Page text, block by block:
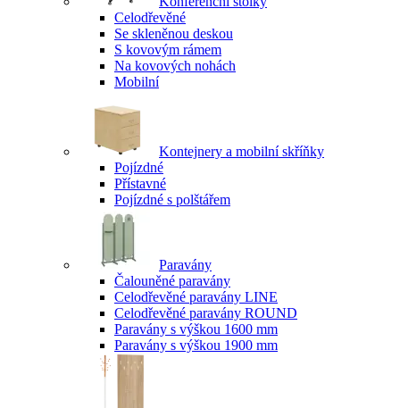
Celodřevěné
Se skleněnou deskou
S kovovým rámem
Na kovových nohách
Mobilní
Kontejnery a mobilní skříňky
Pojízdné
Přístavné
Pojízdné s polštářem
Paravány
Čalouněné paravány
Celodřevěné paravány LINE
Celodřevěné paravány ROUND
Paravány s výškou 1600 mm
Paravány s výškou 1900 mm